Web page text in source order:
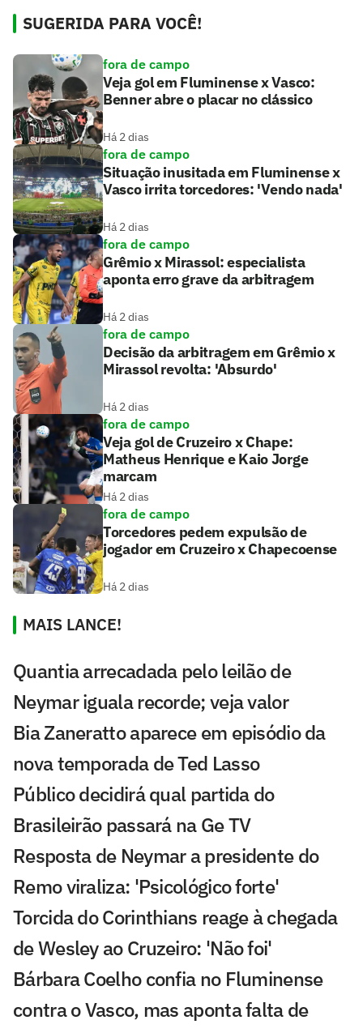
SUGERIDA PARA VOCÊ!
fora de campo
Veja gol em Fluminense x Vasco:
Benner abre o placar no clássico
Há 2 dias
fora de campo
Situação inusitada em Fluminense x
Vasco irrita torcedores: 'Vendo nada'
Há 2 dias
fora de campo
Grêmio x Mirassol: especialista
aponta erro grave da arbitragem
Há 2 dias
fora de campo
Decisão da arbitragem em Grêmio x
Mirassol revolta: 'Absurdo'
Há 2 dias
fora de campo
Veja gol de Cruzeiro x Chape:
Matheus Henrique e Kaio Jorge
marcam
Há 2 dias
fora de campo
Torcedores pedem expulsão de
jogador em Cruzeiro x Chapecoense
Há 2 dias
MAIS LANCE!
Quantia arrecadada pelo leilão de
Neymar iguala recorde; veja valor
Bia Zaneratto aparece em episódio da
nova temporada de Ted Lasso
Público decidirá qual partida do
Brasileirão passará na Ge TV
Resposta de Neymar a presidente do
Remo viraliza: 'Psicológico forte'
Torcida do Corinthians reage à chegada
de Wesley ao Cruzeiro: 'Não foi'
Bárbara Coelho confia no Fluminense
contra o Vasco, mas aponta falta de